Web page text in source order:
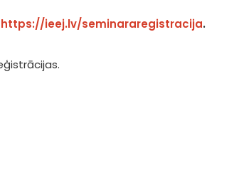
https://ieej.lv/seminararegistracija.